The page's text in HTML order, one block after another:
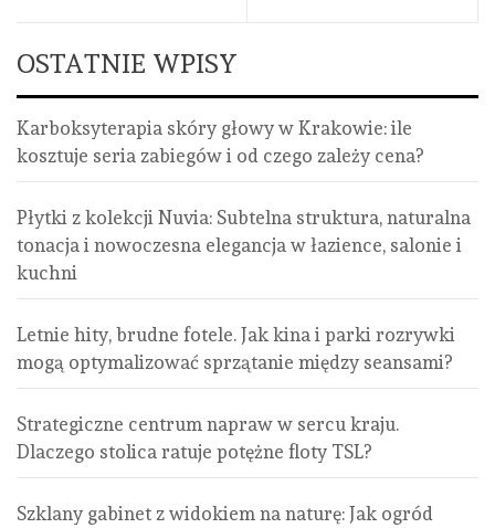
OSTATNIE WPISY
Karboksyterapia skóry głowy w Krakowie: ile
kosztuje seria zabiegów i od czego zależy cena?
Płytki z kolekcji Nuvia: Subtelna struktura, naturalna
tonacja i nowoczesna elegancja w łazience, salonie i
kuchni
Letnie hity, brudne fotele. Jak kina i parki rozrywki
mogą optymalizować sprzątanie między seansami?
Strategiczne centrum napraw w sercu kraju.
Dlaczego stolica ratuje potężne floty TSL?
Szklany gabinet z widokiem na naturę: Jak ogród